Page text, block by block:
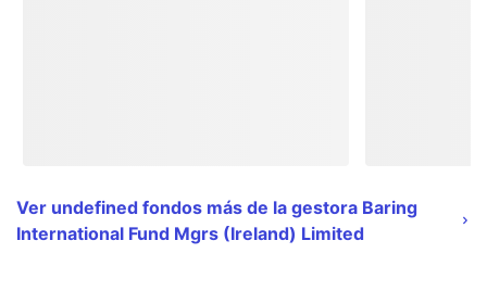
Ver undefined fondos más de la gestora Baring
International Fund Mgrs (Ireland) Limited